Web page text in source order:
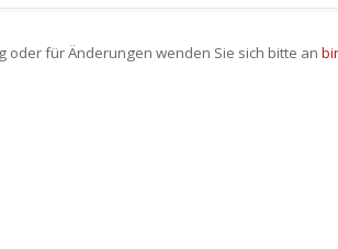
oder für Änderungen wenden Sie sich bitte an